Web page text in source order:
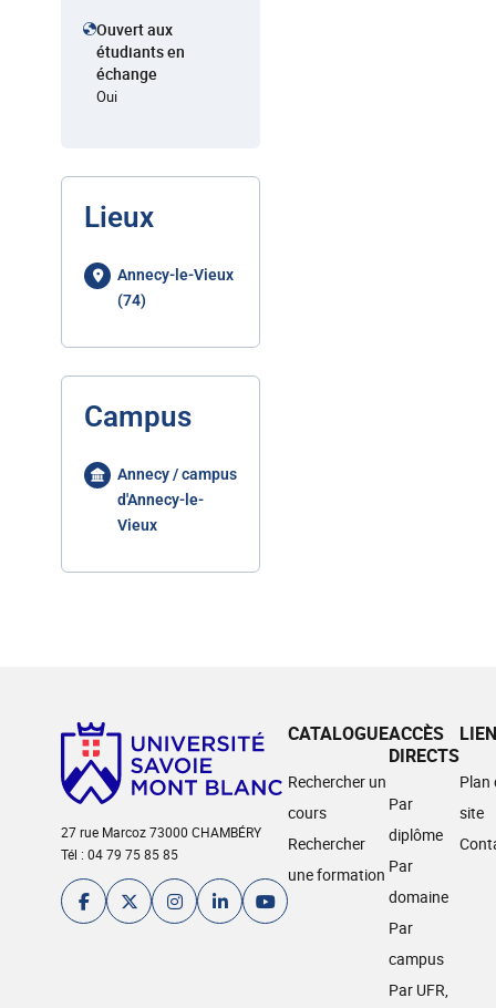
Ouvert aux
étudiants en
échange
Oui
Lieux
Annecy-le-Vieux
(74)
Campus
Annecy / campus
d'Annecy-le-
Vieux
27 rue Marcoz 73000 CHAMBÉRY
Tél : 04 79 75 85 85
CATALOGUE
Rechercher un
cours
Rechercher
une formation
ACCÈS
DIRECTS
Par
diplôme
Par
domaine
Par
campus
Par UFR,
Plan
site